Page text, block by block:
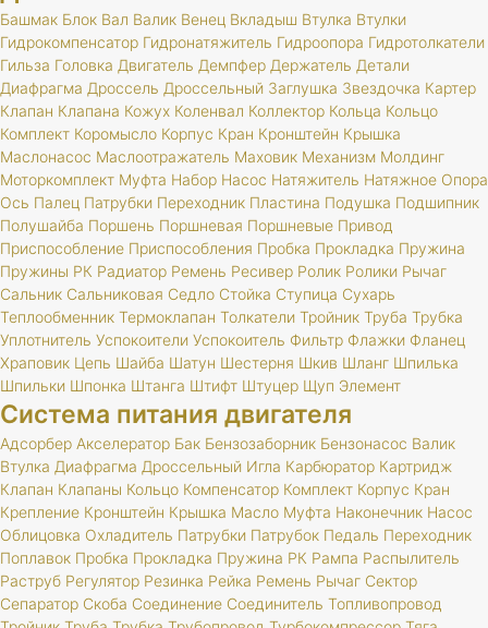
Башмак Блок Вал Валик Венец Вкладыш Втулка Втулки
Гидрокомпенсатор Гидронатяжитель Гидроопора Гидротолкатели
Гильза Головка Двигатель Демпфер Держатель Детали
Диафрагма Дроссель Дроссельный Заглушка Звездочка Картер
Клапан Клапана Кожух Коленвал Коллектор Кольца Кольцо
Комплект Коромысло Корпус Кран Кронштейн Крышка
Маслонасос Маслоотражатель Маховик Механизм Молдинг
Моторкомплект Муфта Набор Насос Натяжитель Натяжное Опора
Ось Палец Патрубки Переходник Пластина Подушка Подшипник
Полушайба Поршень Поршневая Поршневые Привод
Приспособление Приспособления Пробка Прокладка Пружина
Пружины РК Радиатор Ремень Ресивер Ролик Ролики Рычаг
Сальник Сальниковая Седло Стойка Ступица Сухарь
Теплообменник Термоклапан Толкатели Тройник Труба Трубка
Уплотнитель Успокоители Успокоитель Фильтр Флажки Фланец
Храповик Цепь Шайба Шатун Шестерня Шкив Шланг Шпилька
Шпильки Шпонка Штанга Штифт Штуцер Щуп Элемент
Система питания двигателя
Адсорбер Акселератор Бак Бензозаборник Бензонасос Валик
Втулка Диафрагма Дроссельный Игла Карбюратор Картридж
Клапан Клапаны Кольцо Компенсатор Комплект Корпус Кран
Крепление Кронштейн Крышка Масло Муфта Наконечник Насос
Облицовка Охладитель Патрубки Патрубок Педаль Переходник
Поплавок Пробка Прокладка Пружина РК Рампа Распылитель
Раструб Регулятор Резинка Рейка Ремень Рычаг Сектор
Сепаратор Скоба Соединение Соединитель Топливопровод